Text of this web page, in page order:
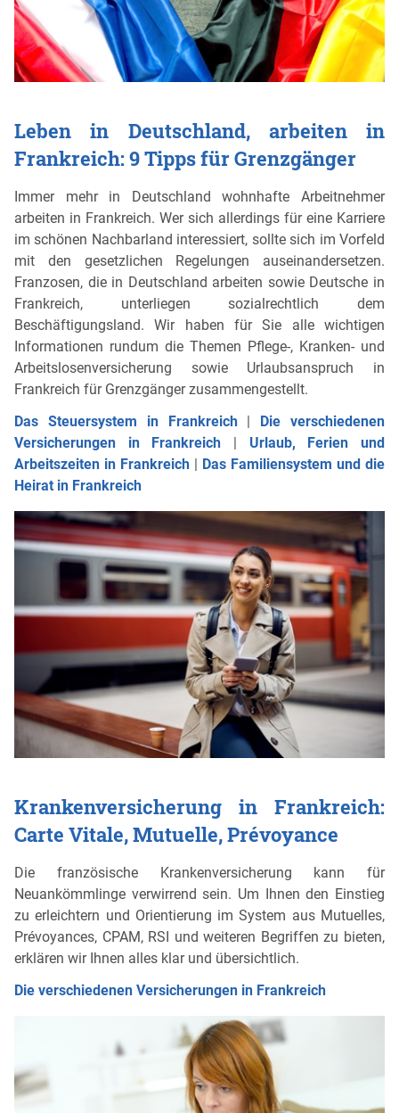
Leben in Deutschland, arbeiten in
Frankreich: 9 Tipps für Grenzgänger
Immer mehr in Deutschland wohnhafte Arbeitnehmer
arbeiten in Frankreich. Wer sich allerdings für eine Karriere
im schönen Nachbarland interessiert, sollte sich im Vorfeld
mit den gesetzlichen Regelungen auseinandersetzen.
Franzosen, die in Deutschland arbeiten sowie Deutsche in
Frankreich, unterliegen sozialrechtlich dem
Beschäftigungsland. Wir haben für Sie alle wichtigen
Informationen rundum die Themen Pflege-, Kranken- und
Arbeitslosenversicherung sowie Urlaubsanspruch in
Frankreich für Grenzgänger zusammengestellt.
Das Steuersystem in Frankreich| Die verschiedenen
Versicherungen in Frankreich | Urlaub, Ferien und
Arbeitszeiten in Frankreich | Das Familiensystem und die
Heirat in Frankreich
Krankenversicherung in Frankreich:
Carte Vitale, Mutuelle, Prévoyance
Die französische Krankenversicherung kann für
Neuankömmlinge verwirrend sein. Um Ihnen den Einstieg
zu erleichtern und Orientierung im System aus Mutuelles,
Prévoyances, CPAM, RSI und weiteren Begriffen zu bieten,
erklären wir Ihnen alles klar und übersichtlich.
Die verschiedenen Versicherungen in Frankreich